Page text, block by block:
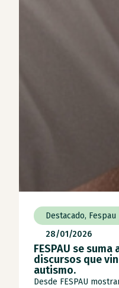
Destacado, Fespau
28/01/2026
FESPAU se
discursos que
autismo.
Desde FESPAU